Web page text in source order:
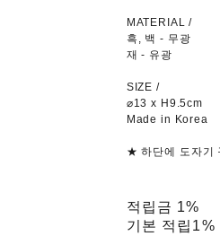
MATERIAL /
흑, 백 - 무광
재 - 유광
SIZE /
⌀13 x H9.5cm
Made in Korea
★ 하단에 도자기
적립금 1%
기본 적립 1%